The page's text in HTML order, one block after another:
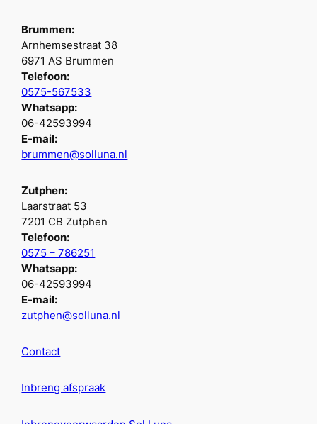
Brummen:
Arnhemsestraat 38
6971 AS Brummen
Telefoon:
0575-567533
Whatsapp:
06-42593994
E-mail:
brummen@solluna.nl
Zutphen:
Laarstraat 53
7201 CB Zutphen
Telefoon:
0575 – 786251
Whatsapp:
06-42593994
E-mail:
zutphen@solluna.nl
Contact
Inbreng afspraak